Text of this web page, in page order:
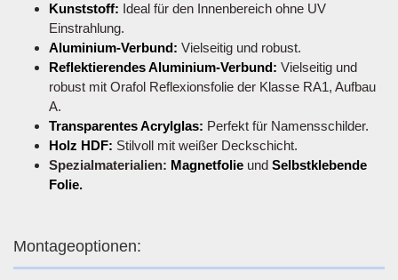
Kunststoff: Ideal für den Innenbereich ohne UV
Einstrahlung.
Aluminium-Verbund: Vielseitig und robust.
Reflektierendes Aluminium-Verbund: Vielseitig und
robust mit Orafol Reflexionsfolie der Klasse RA1, Aufbau
A.
Transparentes Acrylglas: Perfekt für Namensschilder.
Holz HDF: Stilvoll mit weißer Deckschicht.
Spezialmaterialien: Magnetfolie und Selbstklebende
Folie.
Montageoptionen: